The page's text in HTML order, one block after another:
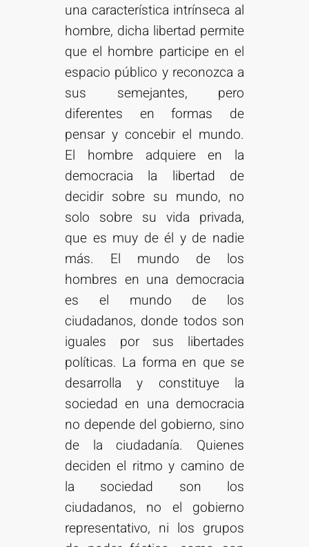
una característica intrínseca al
hombre, dicha libertad permite
que el hombre participe en el
espacio público y reconozca a
sus semejantes, pero
diferentes en formas de
pensar y concebir el mundo.
El hombre adquiere en la
democracia la libertad de
decidir sobre su mundo, no
solo sobre su vida privada,
que es muy de él y de nadie
más. El mundo de los
hombres en una democracia
es el mundo de los
ciudadanos, donde todos son
iguales por sus libertades
políticas. La forma en que se
desarrolla y constituye la
sociedad en una democracia
no depende del gobierno, sino
de la ciudadanía. Quienes
deciden el ritmo y camino de
la sociedad son los
ciudadanos, no el gobierno
representativo, ni los grupos